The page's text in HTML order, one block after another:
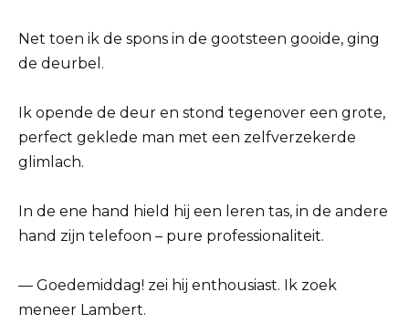
Net toen ik de spons in de gootsteen gooide, ging
de deurbel.
Ik opende de deur en stond tegenover een grote,
perfect geklede man met een zelfverzekerde
glimlach.
In de ene hand hield hij een leren tas, in de andere
hand zijn telefoon – pure professionaliteit.
— Goedemiddag! zei hij enthousiast. Ik zoek
meneer Lambert.